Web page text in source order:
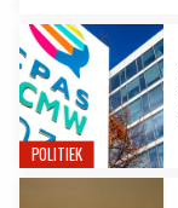
POLITIEK